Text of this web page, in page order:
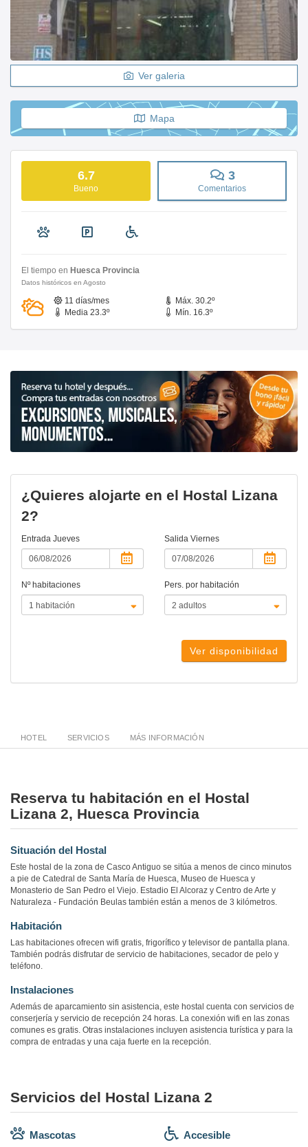
Ver galeria
Mapa
6.7
Bueno
3
Comentarios
El tiempo en Huesca Provincia
Datos históricos en Agosto
11 días/mes
Máx. 30.2º
Media 23.3º
Mín. 16.3º
¿Quieres alojarte en el Hostal Lizana
2?
Entrada Jueves Salida Viernes
Nº habitaciones Pers. por habitación
Ver disponibilidad
HOTEL SERVICIOS MÁS INFORMACIÓN
Reserva tu habitación en el Hostal
Lizana 2, Huesca Provincia
Situación del Hostal
Este hostal de la zona de Casco Antiguo se sitúa a menos de cinco minutos
a pie de Catedral de Santa María de Huesca, Museo de Huesca y
Monasterio de San Pedro el Viejo. Estadio El Alcoraz y Centro de Arte y
Naturaleza - Fundación Beulas también están a menos de 3 kilómetros.
Habitación
Las habitaciones ofrecen wifi gratis, frigorífico y televisor de pantalla plana.
También podrás disfrutar de servicio de habitaciones, secador de pelo y
teléfono.
Instalaciones
Además de aparcamiento sin asistencia, este hostal cuenta con servicios de
conserjería y servicio de recepción 24 horas. La conexión wifi en las zonas
comunes es gratis. Otras instalaciones incluyen asistencia turística y para la
compra de entradas y una caja fuerte en la recepción.
Servicios del Hostal Lizana 2
Mascotas Accesible